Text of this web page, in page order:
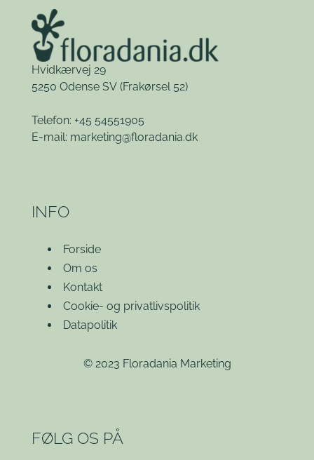
Hvidkærvej 29
5250 Odense SV (Frakørsel 52)
Telefon: +45 54551905
E-mail: marketing@floradania.dk
INFO
Forside
Om os
Kontakt
Cookie- og privatlivspolitik
Datapolitik
© 2023 Floradania Marketing
FØLG OS PÅ